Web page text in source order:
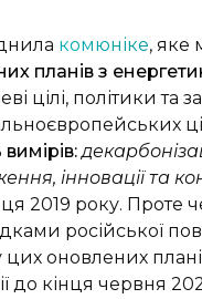
комюніке, яке
планів з
цілі, політики
вимірів:
інновації та
2019 року. Проте
російської
цих оновлених
до кінця червня